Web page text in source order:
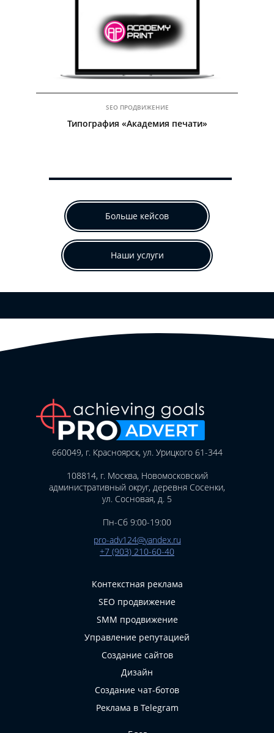
Посмотреть кейс
SEO ПРОДВИЖЕНИЕ
Типография «Академия печати»
Больше кейсов
Наши услуги
660049, г. Красноярск, ул. Урицкого 61-344
108814, г. Москва, Новомосковский
административный округ, деревня Сосенки,
ул. Сосновая, д. 5
Пн-Сб 9:00-19:00
pro-adv124@yandex.ru
+7 (903) 210-60-40
Контекстная реклама
SEO продвижение
SMM продвижение
Управление репутацией
Создание сайтов
Дизайн
Создание чат-ботов
Реклама в Telegram